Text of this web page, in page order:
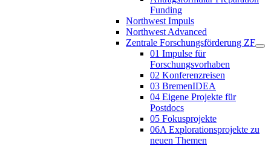
Funding
Northwest Impuls
Northwest Advanced
Zentrale Forschungsförderung ZF
01 Impulse für
Forschungsvorhaben
02 Konferenzreisen
03 BremenIDEA
04 Eigene Projekte für
Postdocs
05 Fokusprojekte
06A Explorationsprojekte zu
neuen Themen